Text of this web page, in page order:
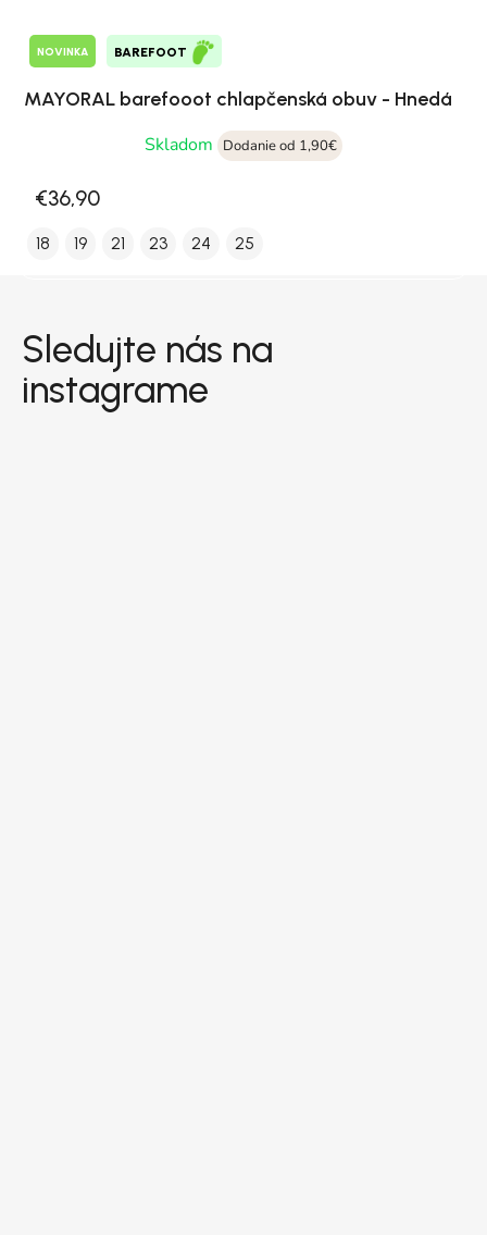
NOVINKA BAREFOOT
MAYORAL barefooot chlapčenská obuv - Hnedá
Skladom
Dodanie od 1,90€
€36,90
18 19 21 23 24 25
Sledujte nás na
instagrame